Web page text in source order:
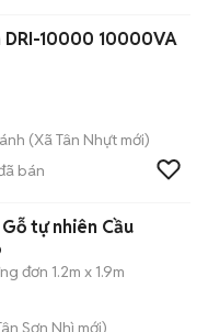
DRI-10000 10000VA
(Xã Tân Nhựt mới)
bán
tự nhiên Cầu
đơn 1.2m x 1.9m
Sơn Nhì mới)